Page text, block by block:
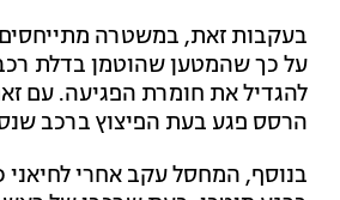
בעקבות זאת, במשטרה מתייחסים
על כך שהמטען שהוטמן בדלת
להגדיל את חומרת הפגיעה. עם
הרסס פגע בעת הפיצוץ ברכב
בנוסף, המחסל עקב אחרי